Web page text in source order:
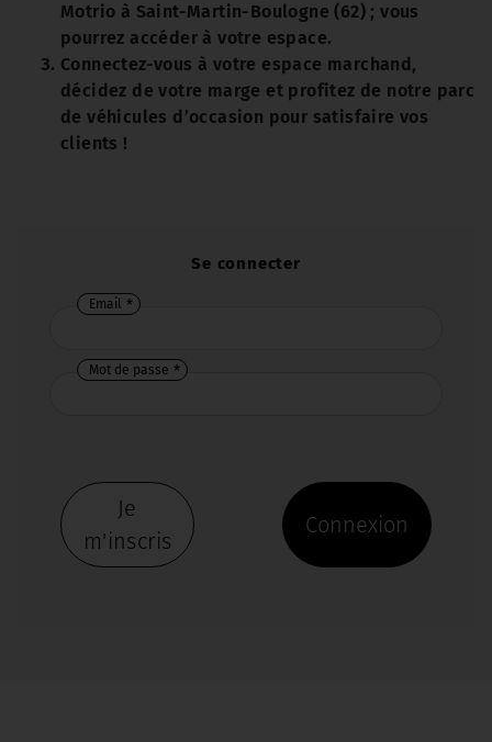
Motrio à Saint-Martin-Boulogne (62) ; vous
pourrez accéder à votre espace.
Connectez-vous à votre espace marchand,
décidez de votre marge et profitez de notre parc
de véhicules d’occasion pour satisfaire vos
clients !
Se connecter
Email
Mot de passe
Je
m'inscris
Connexion